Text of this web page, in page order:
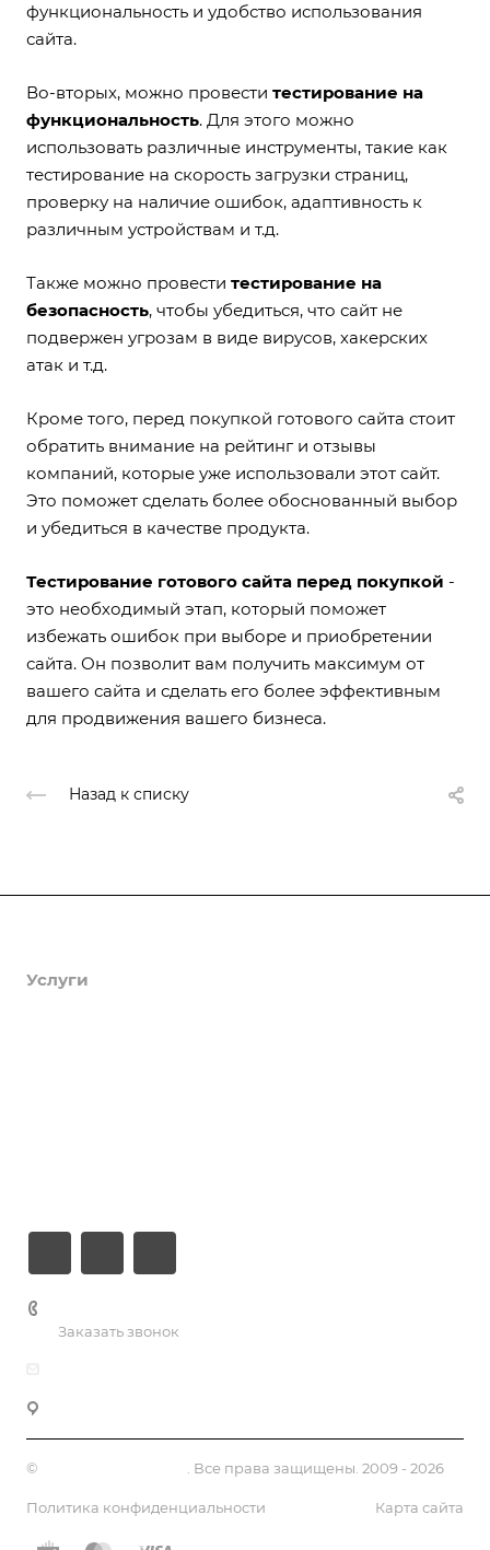
функциональность и удобство использования
сайта.
Во-вторых, можно провести тестирование на
функциональность. Для этого можно
использовать различные инструменты, такие как
тестирование на скорость загрузки страниц,
проверку на наличие ошибок, адаптивность к
различным устройствам и т.д.
Также можно провести тестирование на
безопасность, чтобы убедиться, что сайт не
подвержен угрозам в виде вирусов, хакерских
атак и т.д.
Кроме того, перед покупкой готового сайта стоит
обратить внимание на рейтинг и отзывы
компаний, которые уже использовали этот сайт.
Это поможет сделать более обоснованный выбор
и убедиться в качестве продукта.
Тестирование готового сайта перед покупкой -
это необходимый этап, который поможет
избежать ошибок при выборе и приобретении
сайта. Он позволит вам получить максимум от
вашего сайта и сделать его более эффективным
для продвижения вашего бизнеса.
Назад к списку
Услуги
Заказать звонок
© . Все права защищены. 2009 - 2026
Политика конфиденциальности Карта сайта